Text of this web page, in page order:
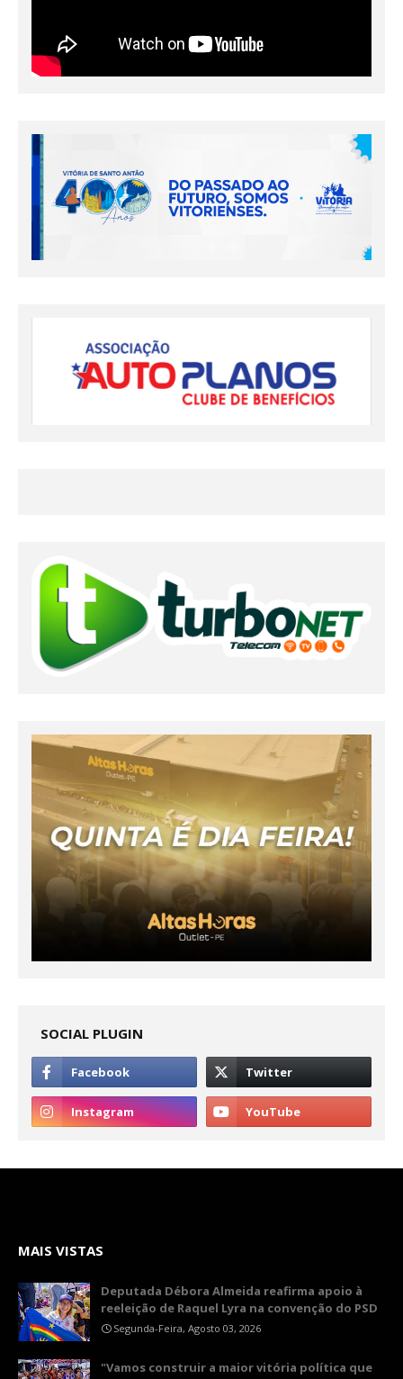
SOCIAL PLUGIN
MAIS VISTAS
Deputada Débora Almeida reafirma apoio à
reeleição de Raquel Lyra na convenção do PSD
Segunda-Feira, Agosto 03, 2026
"Vamos construir a maior vitória política que